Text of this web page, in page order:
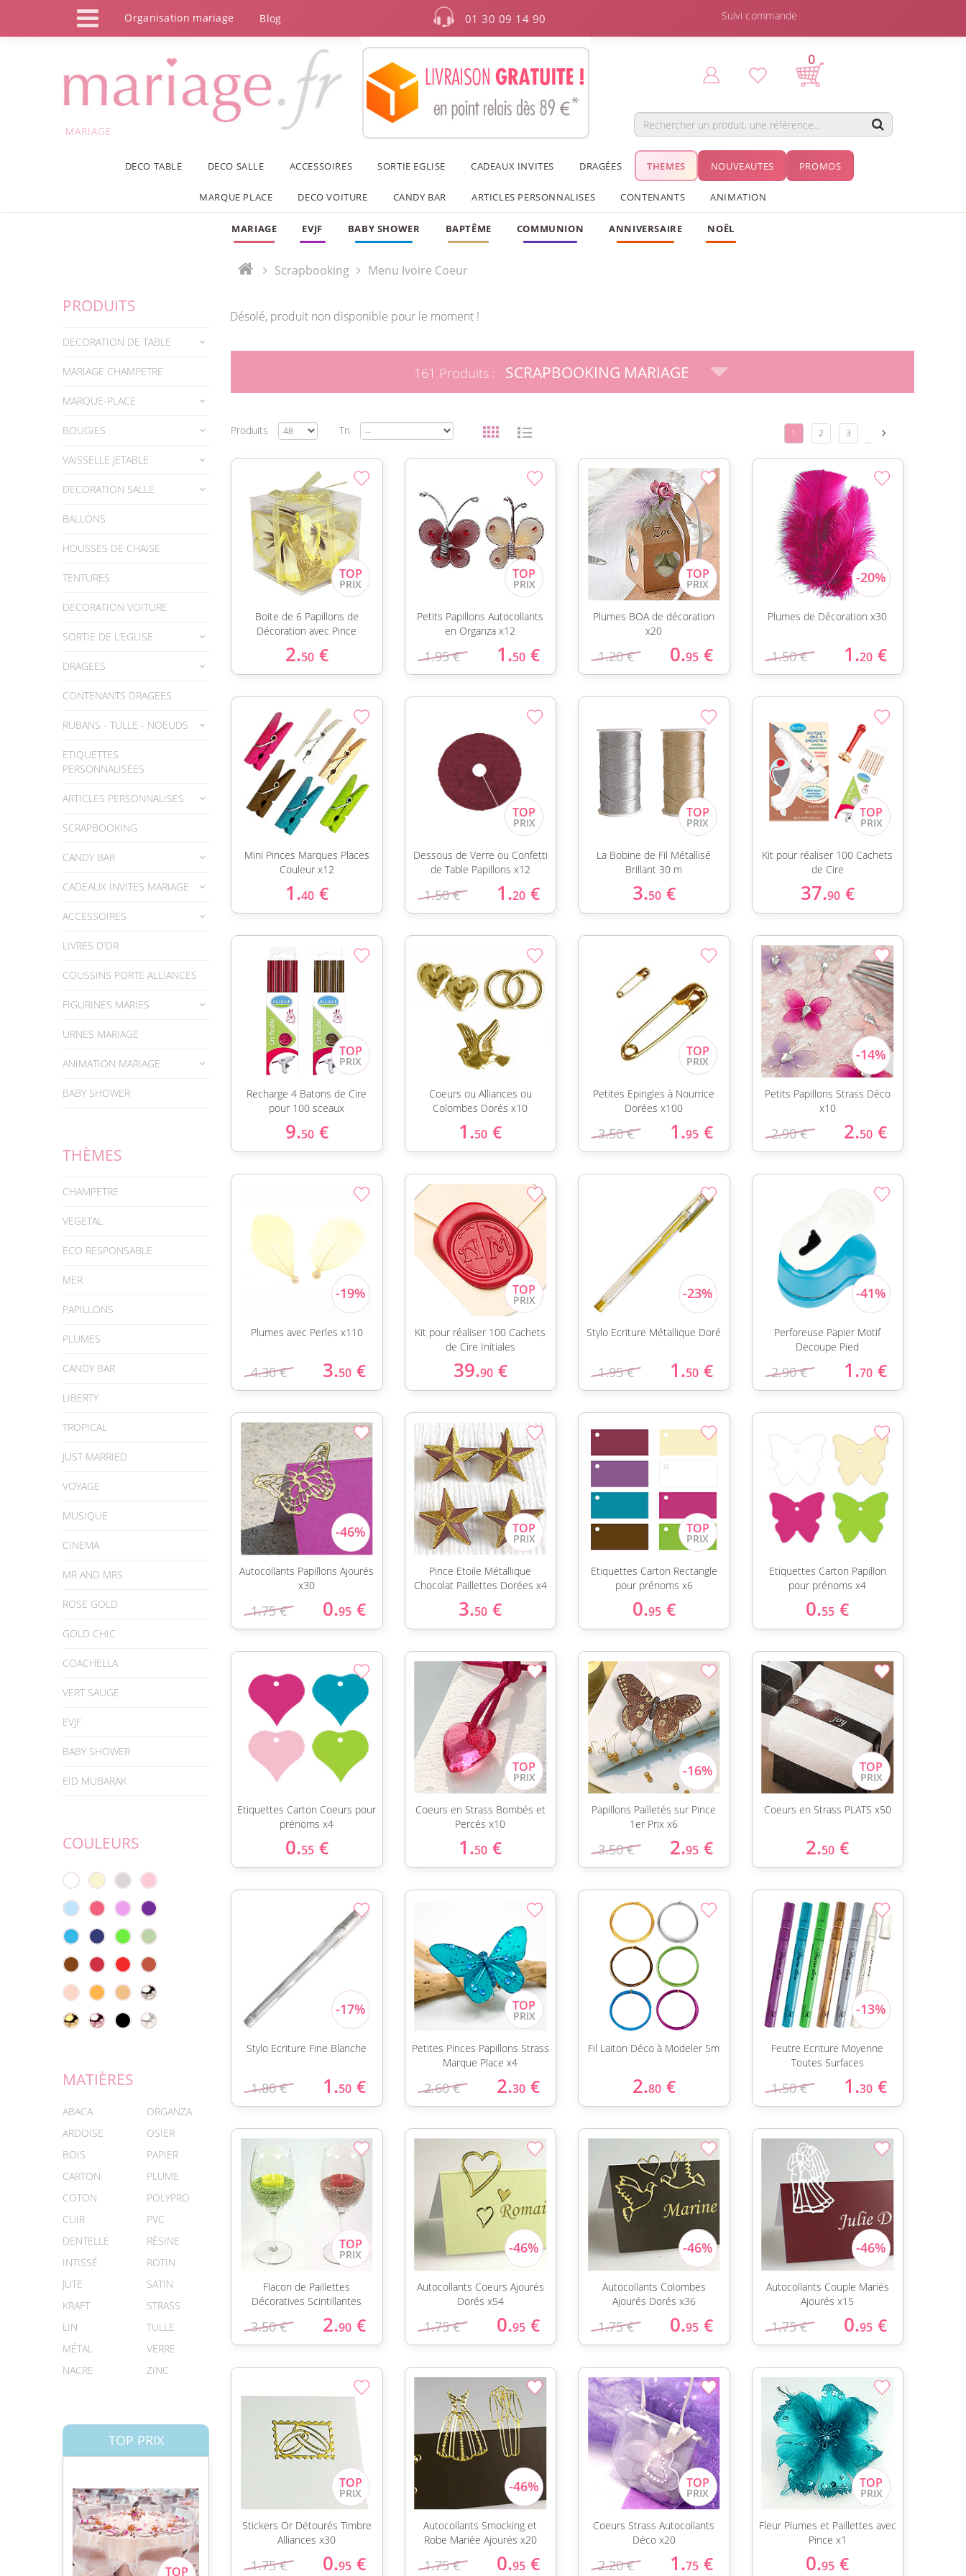
Organisation mariage Blog 01 30 09 14 90 Suivi commande
MARIAGE
0
DECO TABLE DECO SALLE ACCESSOIRES SORTIE EGLISE CADEAUX INVITES DRAGÉES THEMES NOUVEAUTES PROMOS
MARQUE PLACE DECO VOITURE CANDY BAR ARTICLES PERSONNALISES CONTENANTS ANIMATION
MARIAGE EVJF BABY SHOWER BAPTÊME COMMUNION ANNIVERSAIRE NOËL
PRODUITS
DECORATION DE TABLE
MARIAGE CHAMPETRE
MARQUE-PLACE
BOUGIES
VAISSELLE JETABLE
DECORATION SALLE
BALLONS
HOUSSES DE CHAISE
TENTURES
DECORATION VOITURE
SORTIE DE L’EGLISE
DRAGEES
CONTENANTS DRAGEES
RUBANS - TULLE - NOEUDS
ETIQUETTES
PERSONNALISEES
ARTICLES PERSONNALISES
SCRAPBOOKING
CANDY BAR
CADEAUX INVITES MARIAGE
ACCESSOIRES
LIVRES D’OR
COUSSINS PORTE ALLIANCES
FIGURINES MARIES
URNES MARIAGE
ANIMATION MARIAGE
BABY SHOWER
THÈMES
CHAMPETRE
VEGETAL
ECO RESPONSABLE
MER
PAPILLONS
PLUMES
CANDY BAR
LIBERTY
TROPICAL
JUST MARRIED
VOYAGE
MUSIQUE
CINEMA
MR AND MRS
ROSE GOLD
GOLD CHIC
COACHELLA
VERT SAUGE
EVJF
BABY SHOWER
EID MUBARAK
COULEURS
MATIÈRES
ABACA
ARDOISE
BOIS
CARTON
COTON
CUIR
DENTELLE
INTISSÉ
JUTE
KRAFT
LIN
MÉTAL
NACRE
ORGANZA
OSIER
PAPIER
PLUME
POLYPRO
PVC
RÉSINE
ROTIN
SATIN
STRASS
TULLE
VERRE
ZINC
TOP PRIX
Scrapbooking Menu Ivoire Coeur
Désolé, produit non disponible pour le moment !
161 Produits : SCRAPBOOKING MARIAGE
Produits Tri 1 2 3 ...
Boite de 6 Papillons de
Décoration avec Pince
2.50 €
Petits Papillons Autocollants
en Organza x12
1.95 € 1.50 €
Plumes BOA de décoration
x20
1.20 € 0.95 €
Plumes de Décoration x30
1.50 € 1.20 €
Mini Pinces Marques Places
Couleur x12
1.40 €
Dessous de Verre ou Confetti
de Table Papillons x12
1.50 € 1.20 €
La Bobine de Fil Métallisé
Brillant 30 m
3.50 €
Kit pour réaliser 100 Cachets
de Cire
37.90 €
Recharge 4 Batons de Cire
pour 100 sceaux
9.50 €
Coeurs ou Alliances ou
Colombes Dorés x10
1.50 €
Petites Epingles à Nourrice
Dorées x100
3.50 € 1.95 €
Petits Papillons Strass Déco
x10
2.90 € 2.50 €
Plumes avec Perles x110
4.30 € 3.50 €
Kit pour réaliser 100 Cachets
de Cire Initiales
39.90 €
Stylo Ecriture Métallique Doré
1.95 € 1.50 €
Perforeuse Papier Motif
Decoupe Pied
2.90 € 1.70 €
Autocollants Papillons Ajourés
x30
1.75 € 0.95 €
Pince Etoile Métallique
Chocolat Paillettes Dorées x4
3.50 €
Etiquettes Carton Rectangle
pour prénoms x6
0.95 €
Etiquettes Carton Papillon
pour prénoms x4
0.55 €
Etiquettes Carton Coeurs pour
prénoms x4
0.55 €
Coeurs en Strass Bombés et
Percés x10
1.50 €
Papillons Pailletés sur Pince
1er Prix x6
3.50 € 2.95 €
Coeurs en Strass PLATS x50
2.50 €
Stylo Ecriture Fine Blanche
1.80 € 1.50 €
Petites Pinces Papillons Strass
Marque Place x4
2.60 € 2.30 €
Fil Laiton Déco à Modeler 5m
2.80 €
Feutre Ecriture Moyenne
Toutes Surfaces
1.50 € 1.30 €
Flacon de Paillettes
Décoratives Scintillantes
3.50 € 2.90 €
Autocollants Coeurs Ajourés
Dorés x54
1.75 € 0.95 €
Autocollants Colombes
Ajourés Dorés x36
1.75 € 0.95 €
Autocollants Couple Mariés
Ajourés x15
1.75 € 0.95 €
Stickers Or Détourés Timbre
Alliances x30
1.75 € 0.95 €
Autocollants Smocking et
Robe Mariée Ajourés x20
1.75 € 0.95 €
Coeurs Strass Autocollants
Déco x20
2.20 € 1.75 €
Fleur Plumes et Paillettes avec
Pince x1
0.95 €
Panneau de gestion des cookies